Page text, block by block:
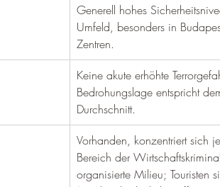
Generell hohes
Umfeld, besonders in
Zentren.
Keine akute erhöhte
Bedrohungslage entspricht
Durchschnitt.
Vorhanden, konzentriert sich
Bereich der
organisierte Milieu; Touristen